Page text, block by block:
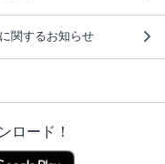
関するお知らせ
ロード！